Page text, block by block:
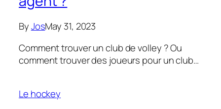
ByJosMay 31, 2023
Comment trouver un club de volley ? Ou
comment trouver des joueurs pour un club…
Le hockey